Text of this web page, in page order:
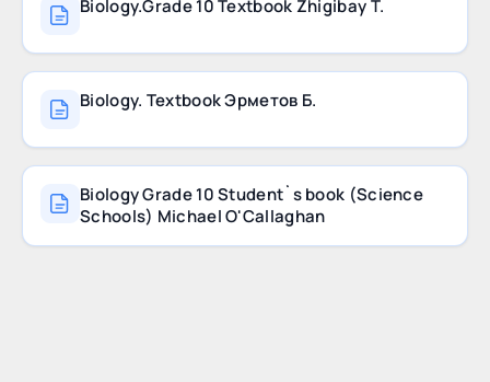
Biology.Grade 10 Textbook Zhigibay T.
Biology. Textbook Эрметов Б.
Biology Grade 10 Student`s book (Science
Schools) Michael O'Callaghan